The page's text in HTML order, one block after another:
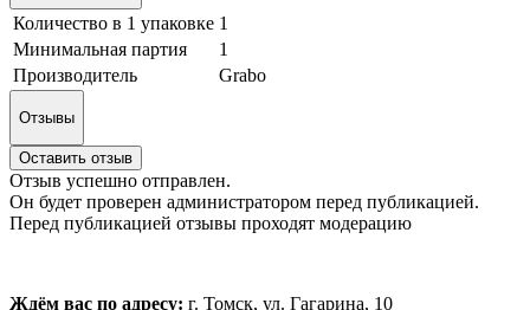
Количество в 1 упаковке 1
Минимальная партия
1
Производитель
Grabo
Отзывы
Оставить отзыв
Отзыв успешно отправлен.
Он будет проверен администратором перед публикацией.
Перед публикацией отзывы проходят модерацию
Ждём вас по адресу: г. Томск, ул. Гагарина, 10